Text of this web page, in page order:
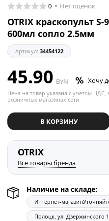
0 Нет оценок
OTRIX краскопульт
600мл сопло 2.5мм
Артикул: 34454122
45.90 BYN Хочу
Цена на товар указана с учетом НДС,
розничных магазинах сети
В КОРЗИНУ
OTRIX
Все товары бренда
Наличие на складе:
Интернет-магазин
Полоцк, ул. Дзержинского